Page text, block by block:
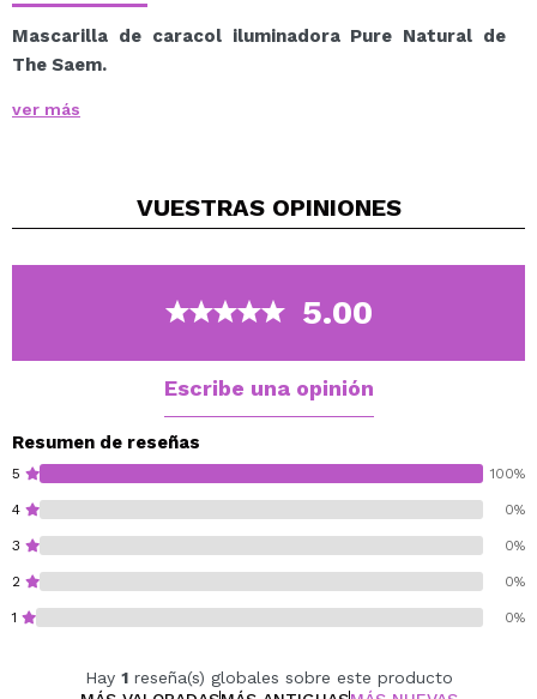
Mascarilla de caracol iluminadora Pure Natural de
The Saem.
iluminarla.
radiante y rejuvenecida.
ver más
VUESTRAS OPINIONES
5.00
Escribe una opinión
Resumen de reseñas
5 100%
4 0%
3 0%
2 0%
1 0%
Hay 1reseña(s) globales sobre este producto